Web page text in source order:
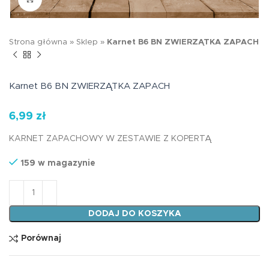
Strona główna » Sklep » Karnet B6 BN ZWIERZĄTKA ZAPACH
Karnet B6 BN ZWIERZĄTKA ZAPACH
6,99 zł
KARNET ZAPACHOWY W ZESTAWIE Z KOPERTĄ
159 w magazynie
DODAJ DO KOSZYKA
Porównaj